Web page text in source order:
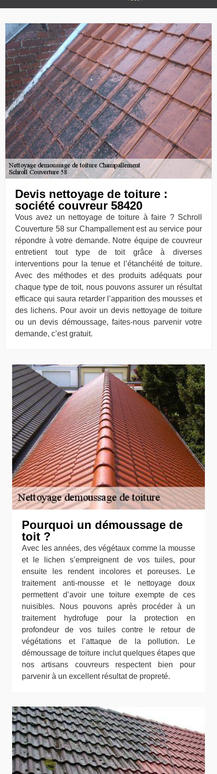
Devis nettoyage de toiture :
société couvreur 58420
Vous avez un nettoyage de toiture à faire ? Schroll
Couverture 58 sur Champallement est au service pour
répondre à votre demande. Notre équipe de couvreur
entretient tout type de toit grâce à diverses
interventions pour la tenue et l’étanchéité de toiture.
Avec des méthodes et des produits adéquats pour
chaque type de toit, nous pouvons assurer un résultat
efficace qui saura retarder l’apparition des mousses et
des lichens. Pour avoir un devis nettoyage de toiture
ou un devis démoussage, faites-nous parvenir votre
demande, c’est gratuit.
Pourquoi un démoussage de
toit ?
Avec les années, des végétaux comme la mousse
et le lichen s’empreignent de vos tuiles, pour
ensuite les rendent incolores et poreuses. Le
traitement anti-mousse et le nettoyage doux
permettent d’avoir une toiture exempte de ces
nuisibles. Nous pouvons après procéder à un
traitement hydrofuge pour la protection en
profondeur de vos tuiles contre le retour de
végétations et l’attaque de la pollution. Le
démoussage de toiture inclut quelques étapes que
nos artisans couvreurs respectent bien pour
parvenir à un excellent résultat de propreté.